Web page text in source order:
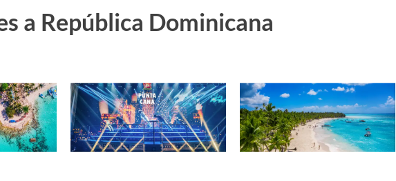
a República Dominicana